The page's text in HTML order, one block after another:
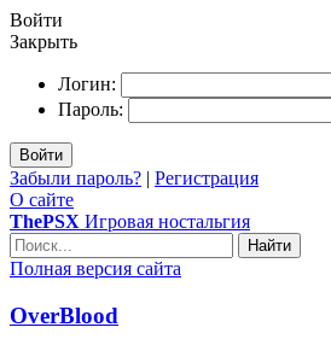
Войти
Закрыть
Логин:
Пароль:
Войти
Забыли пароль? | Регистрация
О сайте
ThePSX Игровая ностальгия
Найти
Полная версия сайта
OverBlood